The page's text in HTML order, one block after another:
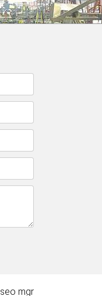
seo mgr